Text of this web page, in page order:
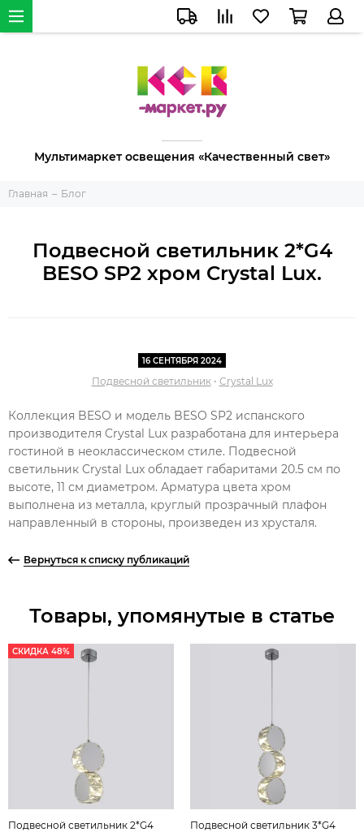
Мультимаркет освещения «Качественный свет»
Главная Блог
Подвесной светильник 2*G4
BESO SP2 хром Crystal Lux.
16 СЕНТЯБРЯ 2024
Подвесной светильник• Crystal Lux
Коллекция BESO и модель BESO SP2 испанского
производителя Crystal Lux разработана для интерьера
гостиной в неоклассическом стиле. Подвесной
светильник Crystal Lux обладает габаритами 20.5 см по
высоте, 11 см диаметром. Арматура цвета хром
выполнена из металла, круглый прозрачный плафон
направленный в стороны, произведен из хрусталя.
Вернуться к списку публикаций
Товары, упомянутые в статье
СКИДКА 48%
Подвесной светильник 2*G4
Подвесной светильник 3*G4